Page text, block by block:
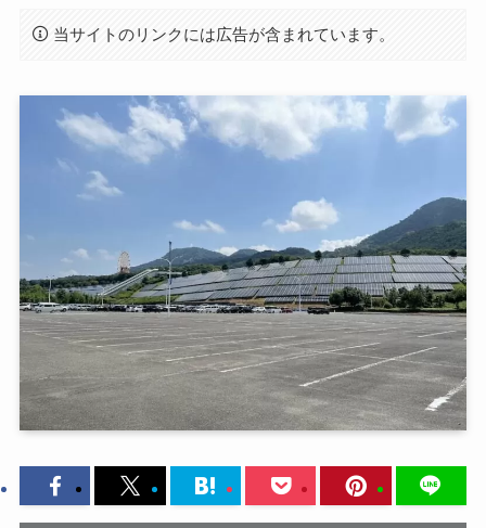
当サイトのリンクには広告が含まれています。